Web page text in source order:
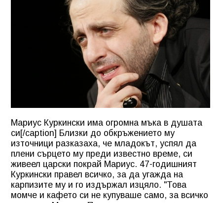
Мариус Куркински има огромна мъка в душата
си[/caption] Близки до обкръжението му
източници разказаха, че младокът, успял да
плени сърцето му преди известно време, си
живеел царски покрай Мариус. 47-годишният
Куркински правел всичко, за да угажда на
карпизите му и го издържал изцяло. "Това
момче и кафето си не купуваше само, за всичко